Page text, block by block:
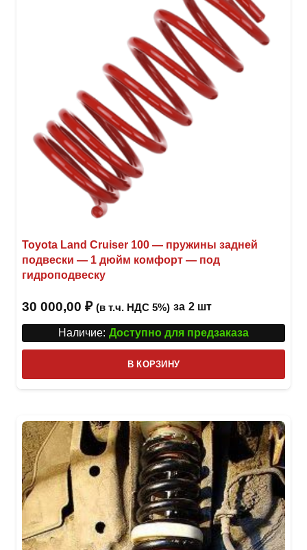
Toyota Land Cruiser 100 — пружины задней
подвески — 1 дюйм комфорт — под
гидроподвеску
30 000,00 ₽ (в т.ч. НДС 5%) за 2 шт
Наличие: Доступно для предзаказа
В КОРЗИНУ